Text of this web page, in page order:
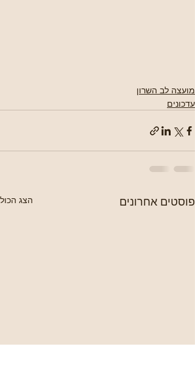
מועצה לב השרון
עדכונים
פוסטים אחרונים הצג הכול